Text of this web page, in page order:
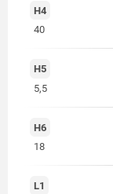
H4
40
H5
5,5
H6
18
L1